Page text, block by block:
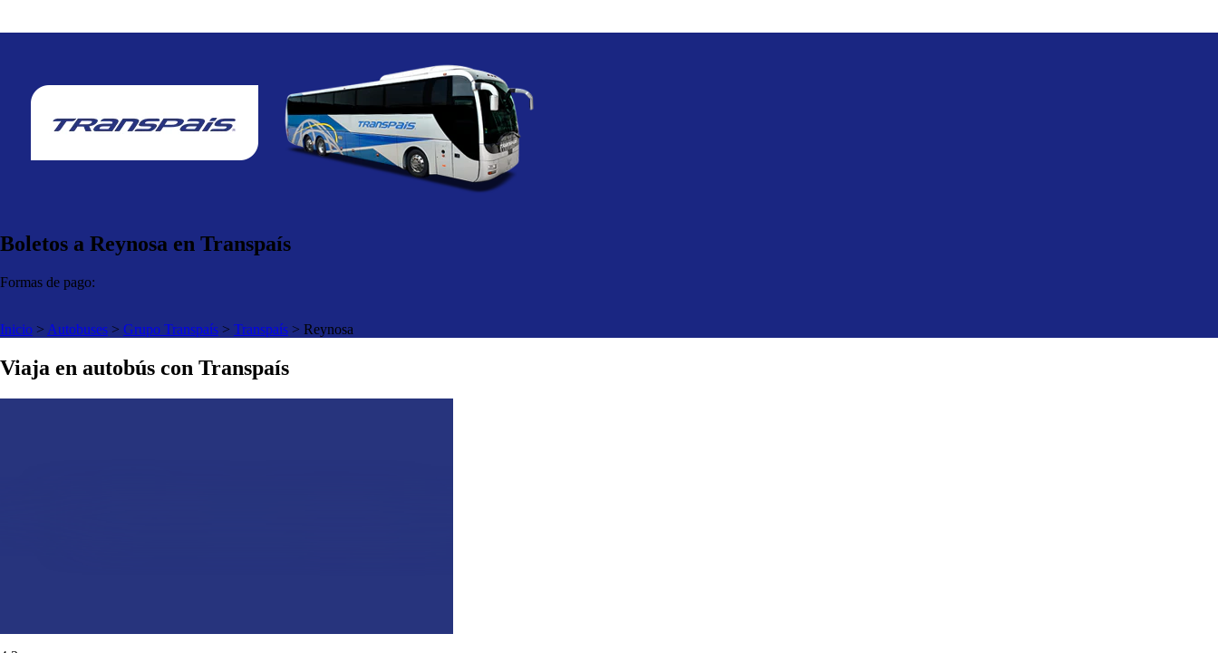
Boletos a Reynosa en Transpaís
Formas de pago:
Inicio > Autobuses > Grupo Transpaís > Transpaís > Reynosa
Viaja en autobús con Transpaís